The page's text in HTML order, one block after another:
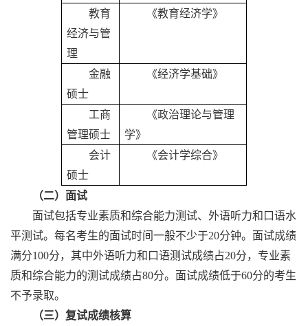
教育
经济与管
理
《教育经济学》
金融
硕士
《经济学基础》
工商
管理硕士
《政治理论与管理
学》
会计
硕士
《会计学综合》
（二）面试
面试包括专业素质和综合能力测试、外语听力和口语水
平测试。每名考生的面试时间一般不少于20分钟。面试成绩
满分100分，其中外语听力和口语测试成绩占20分，专业素
质和综合能力的测试成绩占80分。面试成绩低于60分的考生
不予录取。
（三）复试成绩核算